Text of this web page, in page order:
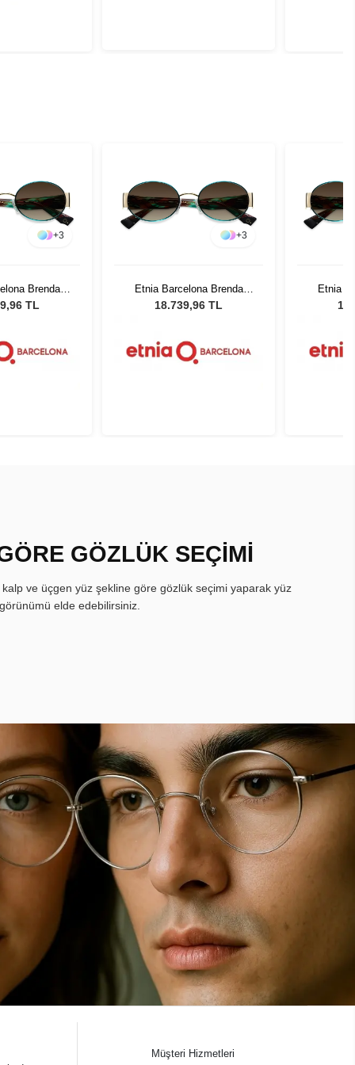
+3
Brenda
53TL
+3
Etnia Barcelona Brenda
GRGD 53
18.739,96 TL
Etnia
GÖZLÜK SEÇİMİ
ve üçgen yüz şekline göre gözlük seçimi yaparak yüz
elde edebilirsiniz.
Müşteri Hizmetleri